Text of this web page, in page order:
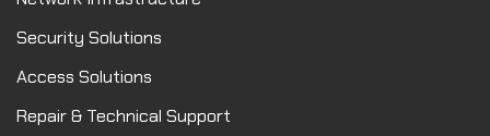
Security Solutions
Access Solutions
Repair & Technical Support